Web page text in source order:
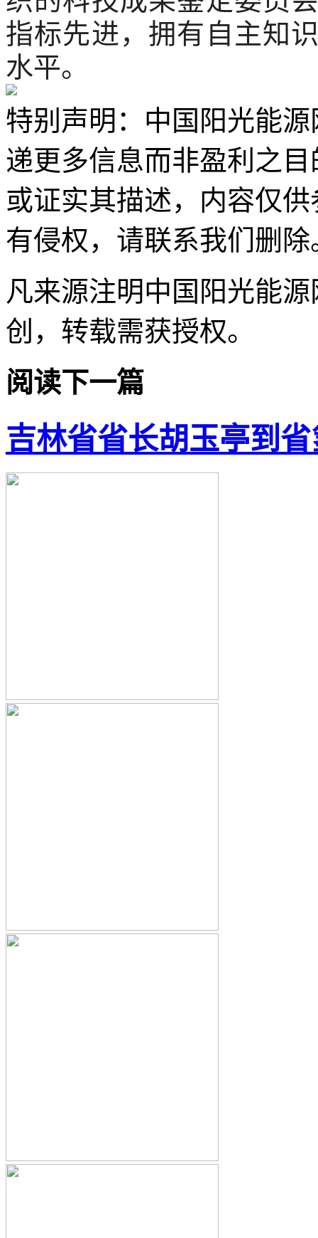
指标先进，拥有自主知
水平。
特别声明：中国阳光能
递更多信息而非盈利之
或证实其描述，内容仅
有侵权，请联系我们删除
凡来源注明中国阳光能
创，转载需获授权。
阅读下一篇
吉林省省长胡玉亭到